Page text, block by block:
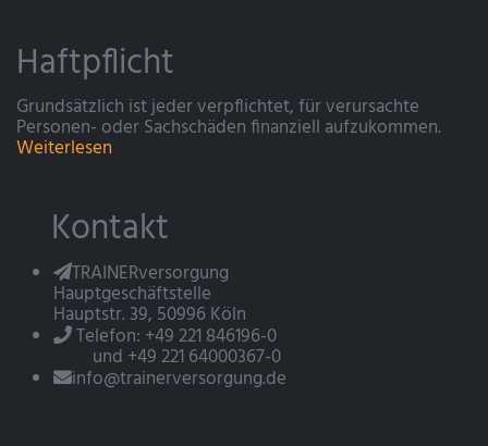
Haftpflicht
Grundsätzlich ist jeder verpflichtet, für verursachte
Personen- oder Sachschäden finanziell aufzukommen.
Weiterlesen
Kontakt
TRAINERversorgung
Hauptgeschäftstelle
Hauptstr. 39, 50996 Köln
Telefon: +49 221 846196-0
und +49 221 64000367-0
info@trainerversorgung.de